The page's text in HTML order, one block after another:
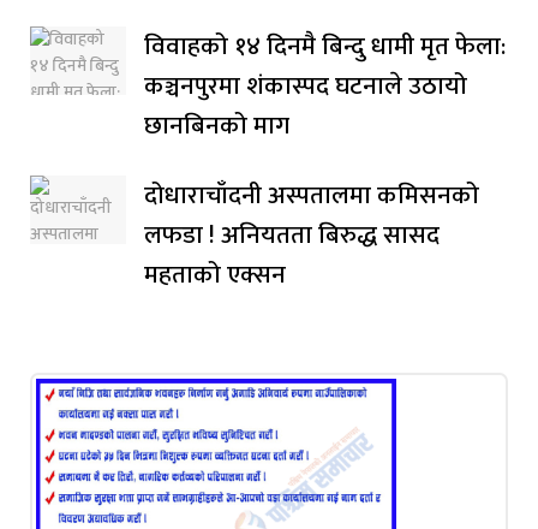
विवाहको १४ दिनमै बिन्दु धामी मृत फेला:
कञ्चनपुरमा शंकास्पद घटनाले उठायो
छानबिनको माग
दोधाराचाँदनी अस्पतालमा कमिसनको
लफडा ! अनियतता बिरुद्ध सासद
महताको एक्सन